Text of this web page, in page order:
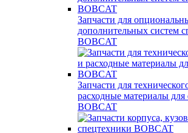
Запчасти для
дополнительных систем
BOBCAT
Запчасти для
расходные материалы для
BOBCAT